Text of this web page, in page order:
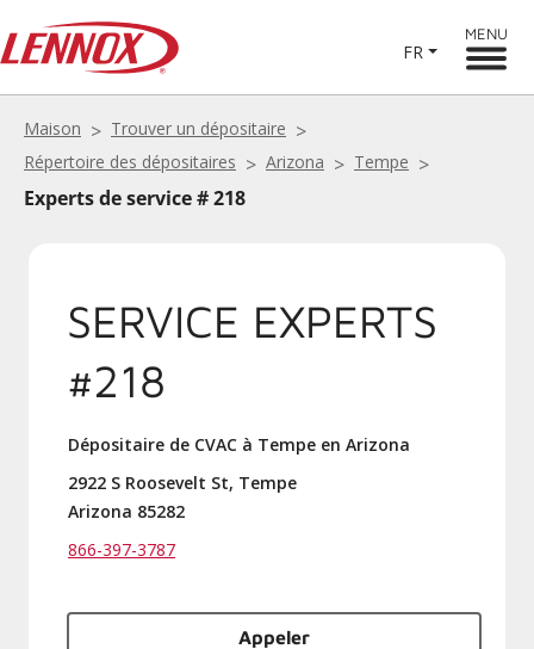
FR
MENU
Maison
Trouver un dépositaire
Répertoire des dépositaires
Arizona Tempe
Experts de service # 218
SERVICE EXPERTS
#218
Dépositaire de CVAC à Tempe en Arizona
2922 S Roosevelt St, Tempe
Arizona 85282
866-397-3787
Appeler